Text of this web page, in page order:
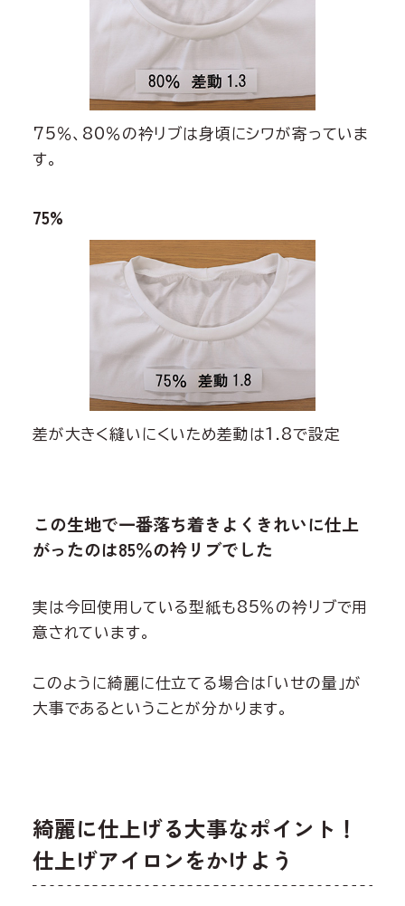
75％、80％の衿リブは身頃にシワが寄っていま
す。
75%
差が大きく縫いにくいため差動は1.8で設定
この生地で一番落ち着きよくきれいに仕上
がったのは85％の衿リブでした
実は今回使用している型紙も85％の衿リブで用
意されています。
このように綺麗に仕立てる場合は「いせの量」が
大事であるということが分かります。
綺麗に仕上げる大事なポイント！
仕上げアイロンをかけよう